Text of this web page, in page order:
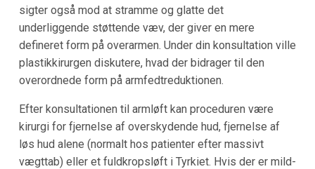
sigter også mod at stramme og glatte det
underliggende støttende væv, der giver en mere
defineret form på overarmen. Under din konsultation ville
plastikkirurgen diskutere, hvad der bidrager til den
overordnede form på armfedtreduktionen.
Efter konsultationen til armløft kan proceduren være
kirurgi for fjernelse af overskydende hud, fjernelse af
løs hud alene (normalt hos patienter efter massivt
vægttab) eller et fuldkropsløft i Tyrkiet. Hvis der er mild-